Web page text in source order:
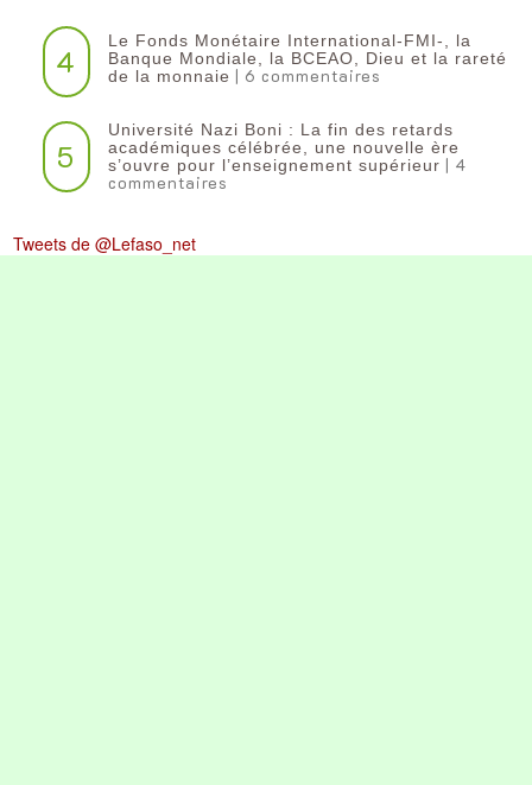
4
Le Fonds Monétaire International-FMI-, la
Banque Mondiale, la BCEAO, Dieu et la rareté
de la monnaie | 6 commentaires
5
Université Nazi Boni : La fin des retards
académiques célébrée, une nouvelle ère
s’ouvre pour l’enseignement supérieur | 4
commentaires
Tweets de @Lefaso_net